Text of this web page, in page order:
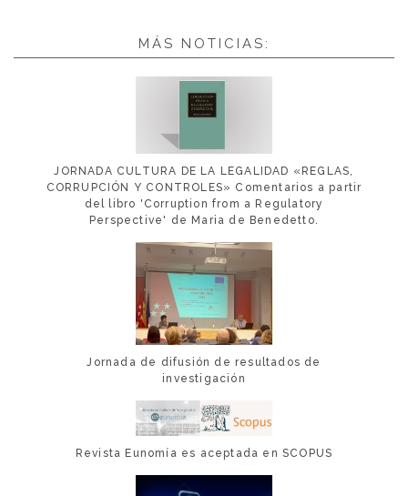
MÁS NOTICIAS:
JORNADA CULTURA DE LA LEGALIDAD «REGLAS,
CORRUPCIÓN Y CONTROLES» Comentarios a partir
del libro 'Corruption from a Regulatory
Perspective' de Maria de Benedetto.
Jornada de difusión de resultados de
investigación
Revista Eunomía es aceptada en SCOPUS